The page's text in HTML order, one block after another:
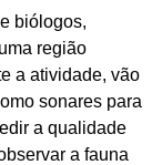
biólogos,
região
a atividade, vão
sonares para
a qualidade
a fauna